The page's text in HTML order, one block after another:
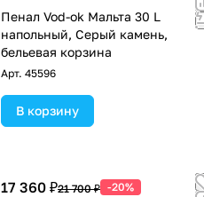
Пенал Vod-ok Мальта 30 L
напольный, Серый камень,
бельевая корзина
Арт. 45596
В корзину
17 360 ₽21 700 ₽ -20%